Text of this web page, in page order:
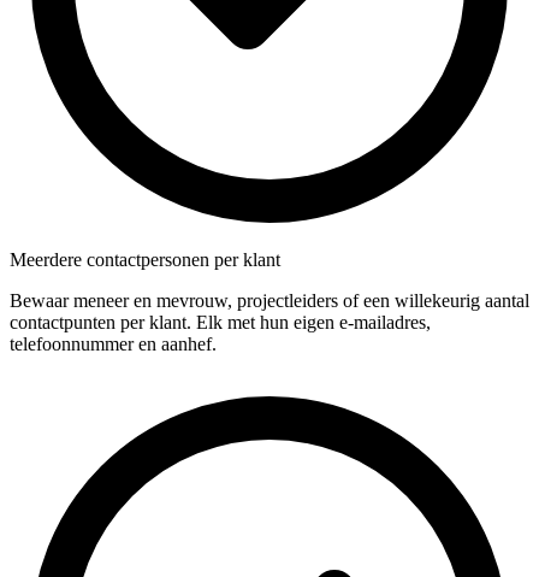
Meerdere contactpersonen per klant
Bewaar meneer en mevrouw, projectleiders of een willekeurig aantal
contactpunten per klant. Elk met hun eigen e-mailadres,
telefoonnummer en aanhef.